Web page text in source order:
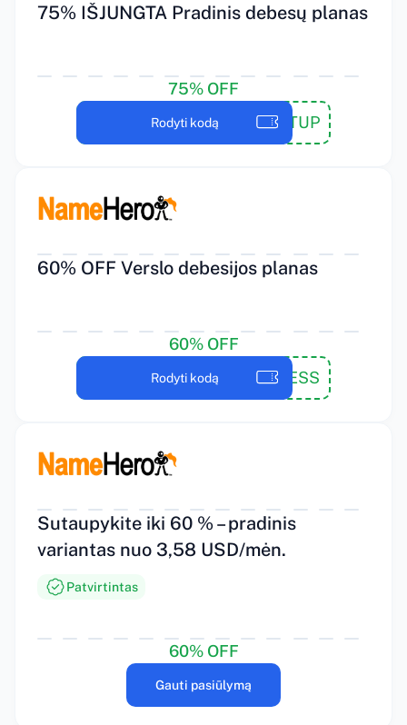
75% IŠJUNGTA Pradinis debesų planas
75% OFF
NHSTARTUP
Rodyti kodą
60% OFF Verslo debesijos planas
60% OFF
NHBUSINESS
Rodyti kodą
Sutaupykite iki 60 % – pradinis
variantas nuo 3,58 USD/mėn.
Patvirtintas
60% OFF
Gauti pasiūlymą